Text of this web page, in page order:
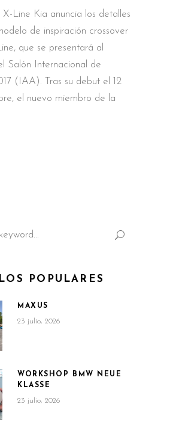
X-Line Kia anuncia los detalles
de inspiración crossover
que se presentará al
Salón Internacional de
(IAA). Tras su debut el 12
el nuevo miembro de la
POPULARES
MAXUS
23 julio, 2026
WORKSHOP BMW NEUE
KLASSE
23 julio, 2026